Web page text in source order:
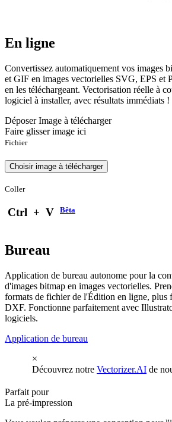
En ligne
Convertissez automatiquement vos images
et GIF en images vectorielles SVG, EPS et
en les téléchargeant. Vectorisation réelle à
logiciel à installer, avec résultats immédiats !
Déposer Image à télécharger
Faire glisser image ici
Fichier
Choisir image à télécharger
Coller
Ctrl + V Bêta
Bureau
Application de bureau autonome pour la
d'images bitmap en images vectorielles.
formats de fichier de l'Édition en ligne, plus
DXF. Fonctionne parfaitement avec
logiciels.
Application de bureau
×
Découvrez notre Vectorizer.AI de
Parfait pour
La pré-impression